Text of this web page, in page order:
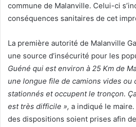
commune de Malanville. Celui-ci
conséquences sanitaires de cet
La première autorité de Malanville
une source d’insécurité pour les
Guéné qui est environ à 25 Km de
une longue file de camions vides ou
stationnés et occupent le tronçon.
est très difficile », a indiqué le maire.
des dispositions soient prises afin